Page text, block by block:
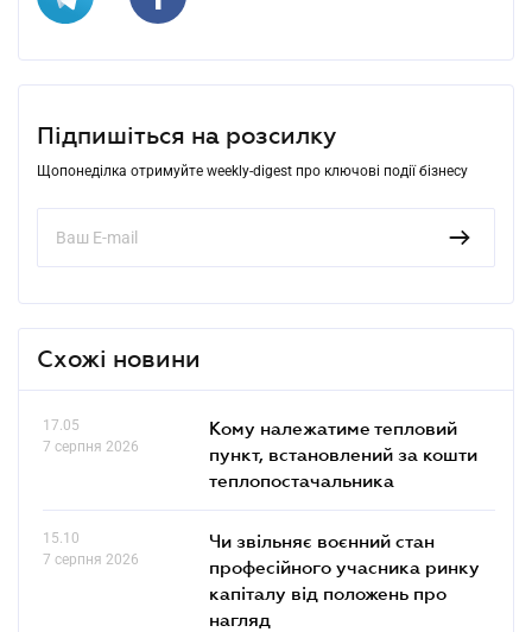
Підпишіться на розсилку
Щопонеділка отримуйте weekly-digest про ключові події бізнесу
Схожі новини
17.05
7 серпня 2026
Кому належатиме тепловий
пункт, встановлений за кошти
теплопостачальника
15.10
7 серпня 2026
Чи звільняє воєнний стан
професійного учасника ринку
капіталу від положень про
нагляд